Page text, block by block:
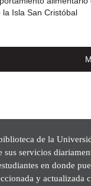
Isla San Cristóbal
de la
sus servicios
en donde
y actualizada